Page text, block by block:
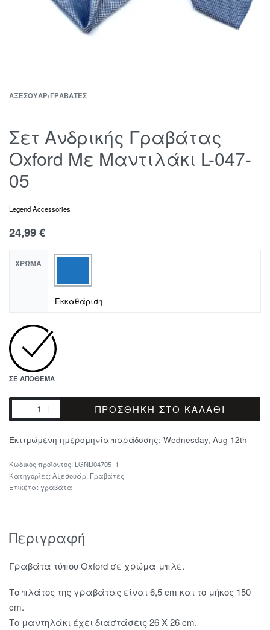
ΑΞΕΣΟΥΆΡ›ΓΡΑΒΆΤΕΣ
Σετ Ανδρικής Γραβάτας
Oxford Με Μαντιλάκι L-047-
05
Legend Accessories
24,99€
ΧΡΏΜΑ
Εκκαθάριση
ΣΕ ΑΠΌΘΕΜΑ
ΠΡΟΣΘΉΚΗ ΣΤΟ ΚΑΛΆΘΙ
Εκτιμώμενη ημερομηνία παράδοσης: Wednesday, Aug 12th
LGND04705_1
Κατηγορίες: Αξεσουάρ Γραβάτες
Ετικέτα: γραβάτα
Περιγραφή
Γραβάτα τύπου Oxford σε χρώμα μπλε.
Το πλάτος της γραβάτας είναι 6,5 cm και το μήκος 150
cm.
Το μαντηλάκι έχει διαστάσεις 26 X 26 cm.